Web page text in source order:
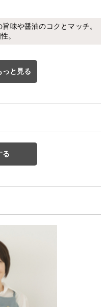
味や醤油のコクとマッチ。
。
っと見る
る